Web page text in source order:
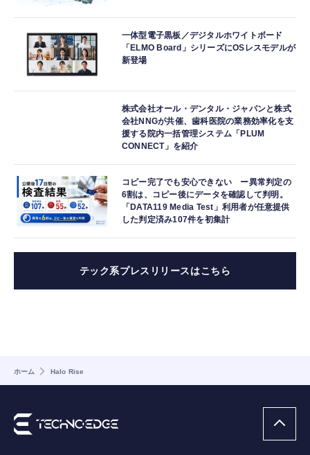
一体型電子黒板／デジタルホワイトボード
「ELMO Board」シリーズにOSレスモデルが
新登場
株式会社オール・デンタル・ジャパンと株式
会社NNGが共催、歯科医院の業務効率化を支
援する院内一括管理システム「PLUM
CONNECT」を紹介
コピー完了でも安心できない ー異常判定の
6割は、コピー後にデータを確認して判明。
「DATA119 Media Test」利用者が任意提供
した判定済み107件を初集計
テック系プレスリリースはこちら
ホーム Halo Rise